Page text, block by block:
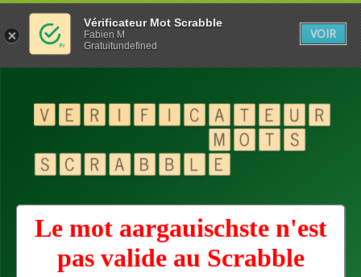
Le mot aargauischste n'est
pas valide au Scrabble
Vérificateur Mot Scrabble
Fabien M
Gratuitundefined
VOIR